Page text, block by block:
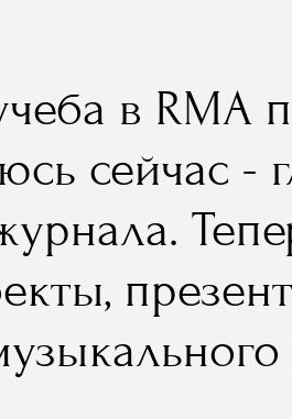
в RMA
сейчас -